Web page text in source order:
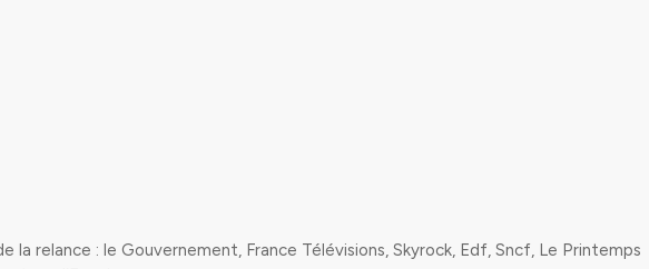
la relance : le Gouvernement, France Télévisions, Skyrock, Edf, Sncf, Le Printemps